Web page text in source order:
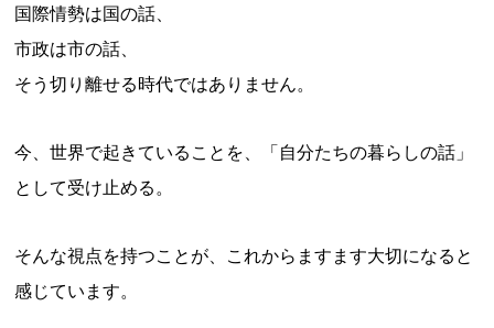
国際情勢は国の話、
市政は市の話、
そう切り離せる時代ではありません。
今、世界で起きていることを、「自分たちの暮らしの話」
として受け止める。
そんな視点を持つことが、これからますます大切になると
感じています。